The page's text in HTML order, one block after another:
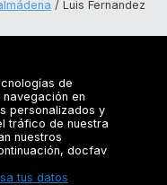
Luis Fernandez
de
en
personalizados y
tráfico de nuestra
nuestros
docfav
tus datos